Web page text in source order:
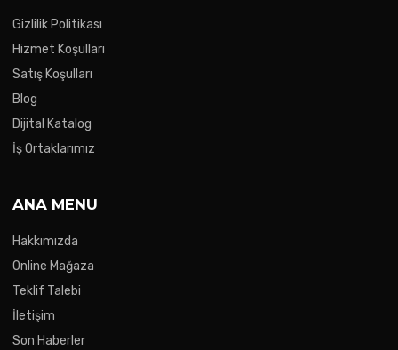
Gizlilik Politikası
Hizmet Koşulları
Satış Koşulları
Blog
Dijital Katalog
İş Ortaklarımız
ANA MENU
Hakkımızda
Online Mağaza
Teklif Talebi
İletişim
Son Haberler